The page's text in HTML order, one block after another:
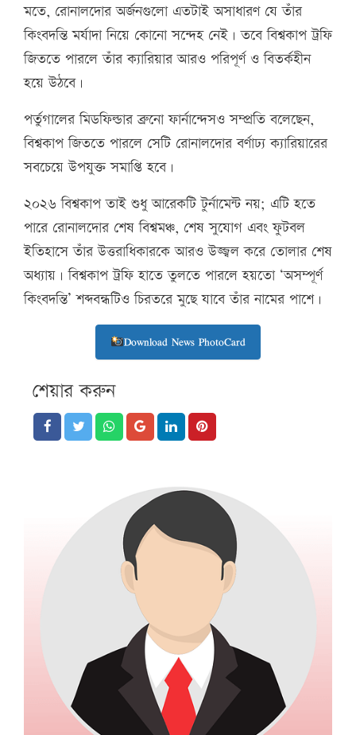
মতে, রোনালদোর অর্জনগুলো এতটাই অসাধারণ যে তাঁর
কিংবদন্তি মর্যাদা নিয়ে কোনো সন্দেহ নেই। তবে বিশ্বকাপ ট্রফি
জিততে পারলে তাঁর ক্যারিয়ার আরও পরিপূর্ণ ও বিতর্কহীন
হয়ে উঠবে।
পর্তুগালের মিডফিল্ডার ব্রুনো ফার্নান্দেসও সম্প্রতি বলেছেন,
বিশ্বকাপ জিততে পারলে সেটি রোনালদোর বর্ণাঢ্য ক্যারিয়ারের
সবচেয়ে উপযুক্ত সমাপ্তি হবে।
২০২৬ বিশ্বকাপ তাই শুধু আরেকটি টুর্নামেন্ট নয়; এটি হতে
পারে রোনালদোর শেষ বিশ্বমঞ্চ, শেষ সুযোগ এবং ফুটবল
ইতিহাসে তাঁর উত্তরাধিকারকে আরও উজ্জ্বল করে তোলার শেষ
অধ্যায়। বিশ্বকাপ ট্রফি হাতে তুলতে পারলে হয়তো ‘অসম্পূর্ণ
কিংবদন্তি’ শব্দবন্ধটিও চিরতরে মুছে যাবে তাঁর নামের পাশে।
Download News PhotoCard
শেয়ার করুন